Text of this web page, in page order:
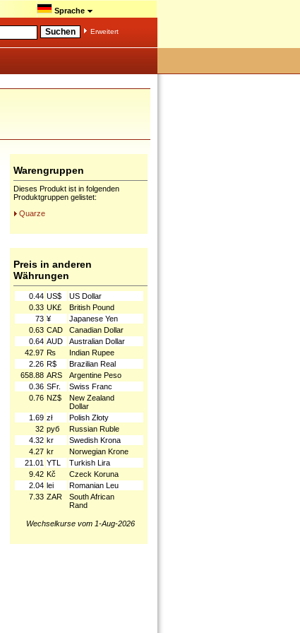
Sprache
Erweitert
Warengruppen
Dieses Produkt ist in folgenden
Produktgruppen gelistet:
Quarze
Preis in anderen
Währungen
0.44 US$
US Dollar
0.33 UK£
British Pound
73 ¥
Japanese Yen
0.63 CAD
Canadian Dollar
0.64 AUD
Australian Dollar
42.97 ₨
Indian Rupee
2.26 R$
Brazilian Real
658.88 ARS
Argentine Peso
0.36 SFr.
Swiss Franc
0.76 NZ$
New Zealand
Dollar
1.69 zł
Polish Złoty
32 руб
Russian Ruble
4.32 kr
Swedish Krona
4.27 kr
Norwegian Krone
21.01 YTL
Turkish Lira
9.42 Kč
Czeck Koruna
2.04 lei
Romanian Leu
7.33 ZAR
South African
Rand
Wechselkurse vom 1-Aug-2026